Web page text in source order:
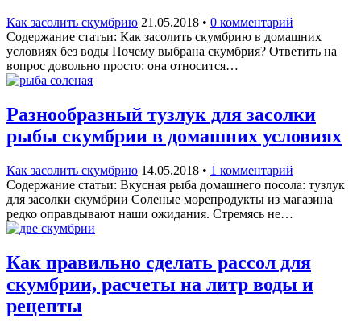
Как засолить скумбрию 21.05.2018 • 0 комментарий
Содержание статьи: Как засолить скумбрию в домашних
условиях без воды Почему выбрана скумбрия? Ответить на
вопрос довольно просто: она относится…
Разнообразный тузлук для засолки
рыбы скумбрии в домашних условиях
Как засолить скумбрию 14.05.2018 • 1 комментарий
Содержание статьи: Вкусная рыба домашнего посола: тузлук
для засолки скумбрии Соленые морепродукты из магазина
редко оправдывают наши ожидания. Стремясь не…
Как правильно сделать рассол для
скумбрии, расчеты на литр воды и
рецепты